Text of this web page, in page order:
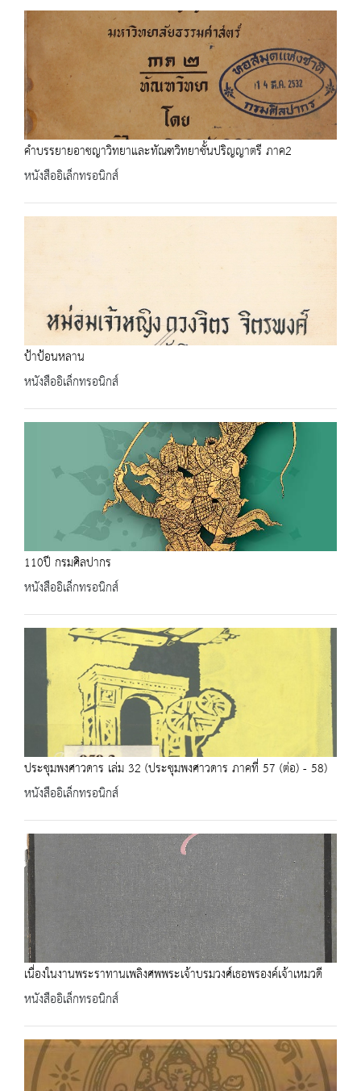
คำบรรยายอาชญาวิทยาและทัณฑวิทยาชั้นปริญญาตรี ภาค2
หนังสืออิเล็กทรอนิกส์
ป้าป้อนหลาน
หนังสืออิเล็กทรอนิกส์
110ปี กรมศิลปากร
หนังสืออิเล็กทรอนิกส์
ประชุมพงศาวดาร เล่ม 32 (ประชุมพงศาวดาร ภาคที่ 57 (ต่อ) - 58)
หนังสืออิเล็กทรอนิกส์
เนื่องในงานพระราทานเพลิงศพพระเจ้าบรมวงศ์เธอพรองค์เจ้าเหมวดี
หนังสืออิเล็กทรอนิกส์